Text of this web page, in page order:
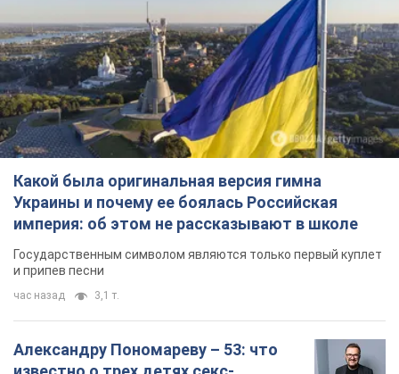
Какой была оригинальная версия гимна
Украины и почему ее боялась Российская
империя: об этом не рассказывают в школе
Государственным символом являются только первый куплет
и припев песни
час назад 3,1 т.
Александру Пономареву – 53: что